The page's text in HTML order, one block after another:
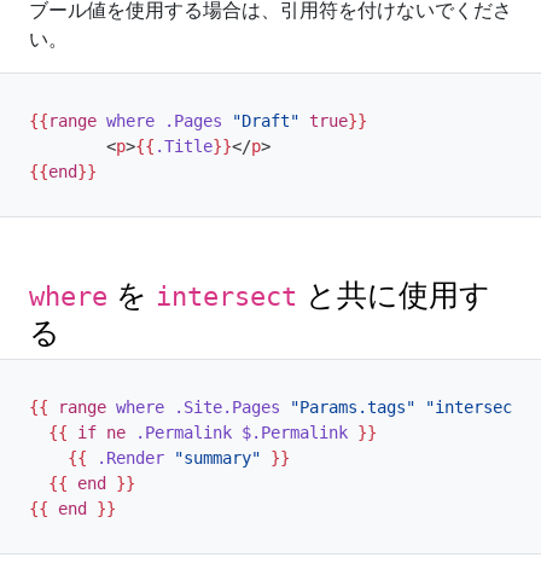
ブール値を使用する場合は、引用符を付けないでくださ
い。
{{range where .Pages "Draft" true}}
<p>{{ .Title}}</p>
{{end}}
where を intersect と共に使用す
る
{{ range where .Site.Pages "Params.tags"
"intersect"
{{
if ne .Permalink $.Permalink }}
{{
.Render "summary"
}}
{{
end }}
{{
end }}